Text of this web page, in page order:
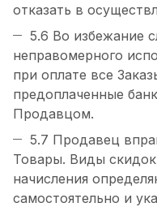
отказать в
5.6 Во избежание
неправомерного
при оплате все
предоплаченные
Продавцом.
5.7 Продавец
Товары. Виды
начисления
самостоятельно и